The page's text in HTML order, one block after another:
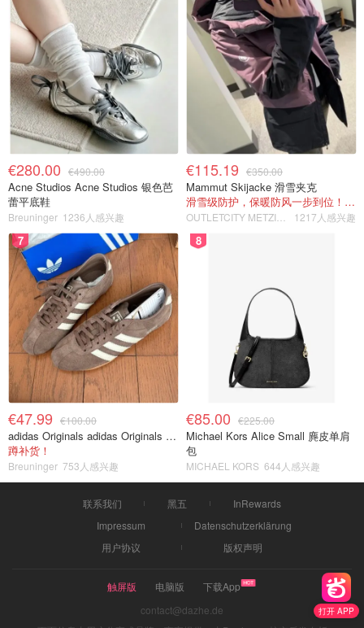
打开 APP
€280.00 €490.00
Acne Studios Acne Studios 银色芭
蕾平底鞋
Breuninger 1236人感兴趣
€115.19 €350.00
Mammut Skijacke 滑雪夹克
滑雪级防护，保暖防风一步到位！仅剩s！
1217人感兴趣
7
€47.99 €100.00
adidas Originals adidas Originals TOKYO 复古休闲鞋 深棕色
蹲补货！
Breuninger 753人感兴趣
8
€85.00 €225.00
Michael Kors Alice Small 麂皮单肩
包
MICHAEL KORS 644人感兴趣
联系我们 黑五
InRewards
Impressum
Datenschutzerklärung
用户协议
版权声明
触屏版 电脑版
下载App
contact@dazhe.de